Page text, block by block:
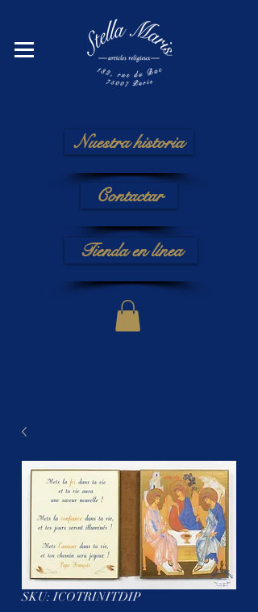
Nuestra historia
Contactar
Tienda en línea
SKU: ICOTRINITDIP